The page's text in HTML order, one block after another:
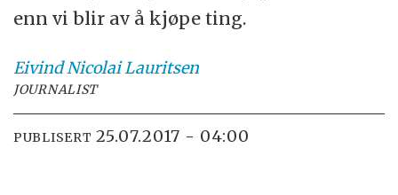
enn vi blir av å kjøpe ting.
Eivind NicolaiLauritsen
JOURNALIST
PUBLISERT 25.07.2017 - 04:00